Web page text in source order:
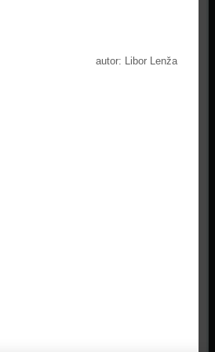
autor: Libor Lenža